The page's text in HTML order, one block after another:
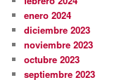
enero 2024
diciembre 2023
noviembre 2023
octubre 2023
septiembre 2023